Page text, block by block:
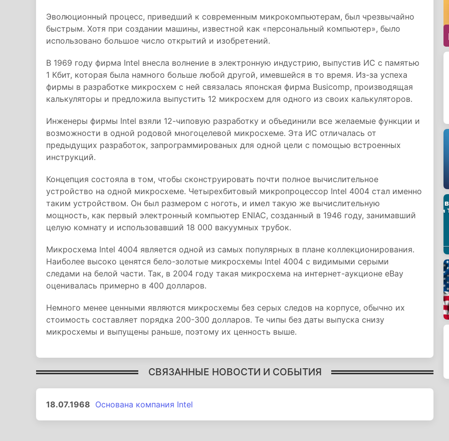
Эволюционный процесс, приведший к современным микрокомпьютерам, был чрезвычайно
быстрым. Хотя при создании машины, известной как «персональный компьютер», было
использовано большое число открытий и изобретений.
В 1969 году фирма Intel внесла волнение в электронную индустрию, выпустив ИС с памятью
1 Кбит, которая была намного больше любой другой, имевшейся в то время. Из-за успеха
фирмы в разработке микросхем с ней связалась японская фирма Busicomp, производящая
калькуляторы и предложила выпустить 12 микросхем для одного из своих калькуляторов.
Инженеры фирмы Intel взяли 12-чиповую разработку и объединили все желаемые функции и
возможности в одной родовой многоцелевой микросхеме. Эта ИС отличалась от
предыдущих разработок, запрограммированых для одной цели с помощью встроенных
инструкций.
Концепция состояла в том, чтобы сконструировать почти полное вычислительное
устройство на одной микросхеме. Четырехбитовый микропроцессор Intel 4004 стал именно
таким устройством. Он был размером с ноготь, и имел такую же вычислительную
мощность, как первый электронный компьютер ENIAC, созданный в 1946 году, занимавший
целую комнату и использовавший 18 000 вакуумных трубок.
Микросхема Intel 4004 является одной из самых популярных в плане коллекционирования.
Наиболее высоко ценятся бело-золотые микросхемы Intel 4004 с видимыми серыми
следами на белой части. Так, в 2004 году такая микросхема на интернет-аукционе eBay
оценивалась примерно в 400 долларов.
Немного менее ценными являются микросхемы без серых следов на корпусе, обычно их
стоимость составляет порядка 200-300 долларов. Те чипы без даты выпуска снизу
микросхемы и выпущены раньше, поэтому их ценность выше.
СВЯЗАННЫЕ НОВОСТИ И СОБЫТИЯ
18.07.1968 Основана компания Intel